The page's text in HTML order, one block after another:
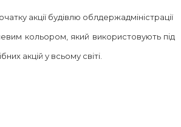
акції будівлю облдержадміністрації
кольором, який використовують під
акцій у всьому світі.